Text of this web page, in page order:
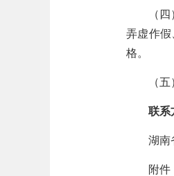
（
弄虚作
格。
（
联系
湖南
附件